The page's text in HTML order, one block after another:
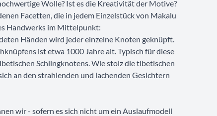
Wolle? Ist es die Kreativität der Motive?
Facetten, die in jedem Einzelstück von Makalu
Handwerks im Mittelpunkt:
Händen wird jeder einzelne Knoten geknüpft.
ist etwa 1000 Jahre alt. Typisch für diese
Schlingknotens. Wie stolz die tibetischen
an den strahlenden und lachenden Gesichtern
wir - sofern es sich nicht um ein Auslaufmodell